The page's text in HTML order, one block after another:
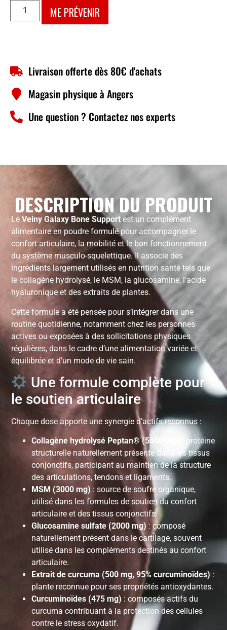
ME PRÉVENIR
Livraison offerte dès 80€ d'achats
Magasin physique à Angers
Une question ? Contactez nos experts
DESCRIPTION DU PRODUIT
LeVeiny Galaxy Bone Support est un complément
alimentaire en poudre formulé pour accompagner le
confort articulaire, la mobilité et le bon fonctionnement
du système musculo-squelettique. Il associe des
ingrédients largement utilisés en nutrition santé tels que
le collagène hydrolysé, le MSM, la glucosamine, l’acide
hyaluronique et des extraits de plantes.
Cette formule a été pensée pour s’intégrer dans une
routine quotidienne, notamment chez les personnes
actives ou exposées à des sollicitations physiques
régulières, dans le cadre d’une alimentation variée et
équilibrée et d’un mode de vie sain.
Une formule complète pour
le soutien articulaire
Chaque dose apporte une synergie d’actifs reconnus :
Collagène hydrolysé Peptan® (5000 mg)
: protéine
structurelle naturellement présente dans les tissus
conjonctifs, participant au maintien de la structure
des articulations, tendons et ligaments.
MSM (3000 mg) : source de soufre organique,
utilisé dans les formules de soutien du confort
articulaire et des tissus conjonctifs.
Glucosamine sulfate (2000 mg) : composé
naturellement présent dans le cartilage, souvent
utilisé dans les compléments destinés au confort
articulaire.
Extrait de curcuma (500 mg, 95% curcuminoïdes) :
plante reconnue pour ses propriétés antioxydantes.
Curcuminoïdes (475 mg) : composés actifs du
curcuma contribuant à la protection des cellules
contre le stress oxydatif.